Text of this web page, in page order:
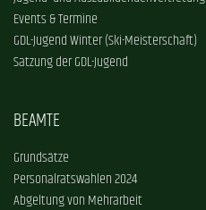
Events & Termine
GDL-Jugend Winter (Ski-Meisterschaft)
Satzung der GDL-Jugend
BEAMTE
Grundsätze
Personalratswahlen 2024
Abgeltung von Mehrarbeit